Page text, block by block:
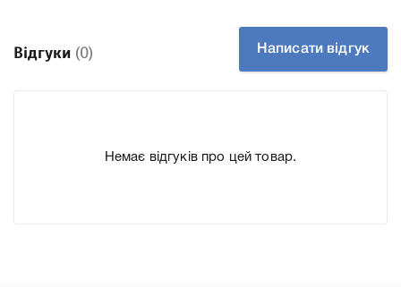
Відгуки (0) Написати відгук
Немає відгуків про цей товар.